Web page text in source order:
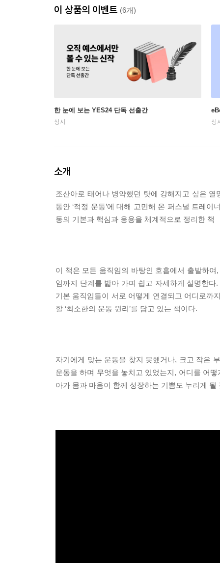
이 상품의 이벤트 (6개)
한 눈에 보는 YES24 단독 선출간
상시 상
소개
조산아로 태어나 병약했던 탓에 강해지고 싶은
동안 ‘적정 운동’에 대해 고민해 온 퍼스널 트레
동의 기본과 핵심과 응용을 체계적으로 정리한 책
이 책은 모든 움직임의 바탕인 호흡에서 출발하
임까지 단계를 밟아 가며 쉽고 자세하게 설명한다
기본 움직임들이 서로 어떻게 연결되고 어디로까
할 ‘최소한의 운동 원리’를 담고 있는 책이다.
자기에게 맞는 운동을 찾지 못했거나, 크고 작은
운동을 하며 무엇을 놓치고 있었는지, 어디를 어
아가 몸과 마음이 함께 성장하는 기쁨도 누리게 될